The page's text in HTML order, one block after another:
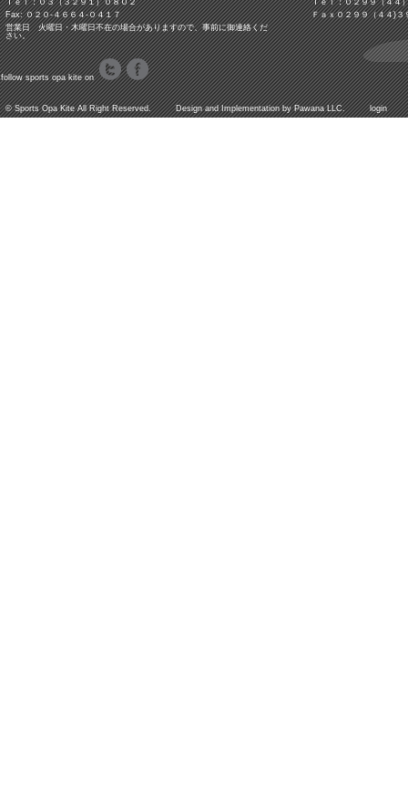
Ｔｅｌ：０３（３２９１）０８０２
Fax: ０２０-４６６４-０４１７
営業日 火曜日・木曜日不在の場合がありますので、事前に御連絡くだ
さい。
follow sports opa kite on
Ｔｅｌ：０２９９（４４
Ｆａｘ０２９９（４４)３
©Sports Opa KiteAll Right Reserved. Design and Implementation byPawana LLC. login